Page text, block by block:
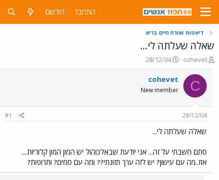
התחבר הירשם
דיאטות ואורח חיים בריא
שאלה שעלתה לי...
פ
ו
ת
ח
ה
ש
א
cohevet
פ
ו
ר
ס
ם
ר
28/12/04
C
cohevet
New member
28/12/04
#1
שאלה שעלתה לי...
סתם חשבתי על זה... אני יודעת שבאלכוהול יש המון המון קלוריות....
אזז..מה עם עישון? יש לזה ערך תזונתי?? ומה עם סמים? ותרופות?